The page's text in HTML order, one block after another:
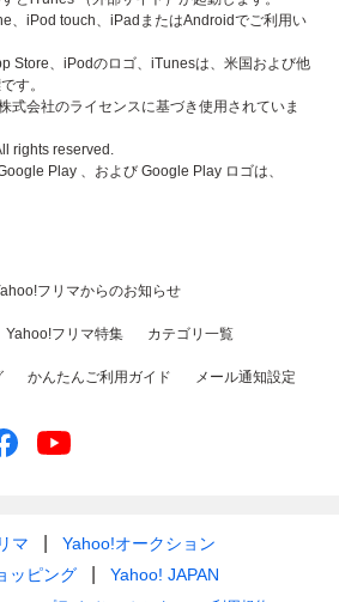
、iPod touch、iPadまたはAndroidでご利用い
Store、iPodのロゴ、iTunesは、米国および他
す。
式会社のライセンスに基づき使用されていま
rights reserved.
Play 、および Google Play ロゴは、
フリマからのお知らせ
Yahoo!フリマ特集 カテゴリ一覧
かんたんご利用ガイド メール通知設定
マ
Yahoo!オークション
ッピング
Yahoo! JAPAN